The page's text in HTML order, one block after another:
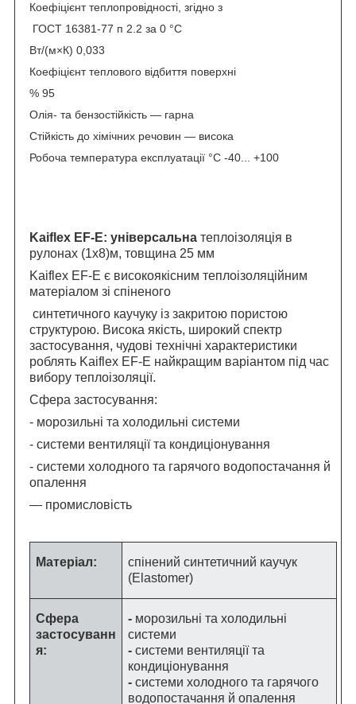
Коефіцієнт теплопровідності, згідно з
ГОСТ 16381-77 п 2.2 за 0 °C
Вт/(м×К) 0,033
Коефіцієнт теплового відбиття поверхні
% 95
Олія- та бензостійкість — гарна
Стійкість до хімічних речовин — висока
Робоча температура експлуатації °C -40... +100
Kaiflex EF-E: універсальна теплоізоляція в
рулонах (1х8)м, товщина 25 мм
Kaiflex EF-E є високоякісним теплоізоляційним
матеріалом зі спіненого
синтетичного каучуку із закритою пористою
структурою. Висока якість, широкий спектр
застосування, чудові технічні характеристики
роблять Kaiflex EF-E найкращим варіантом під час
вибору теплоізоляції.
Сфера застосування:
- морозильні та холодильні системи
- системи вентиляції та кондиціонування
- системи холодного та гарячого водопостачання й
опалення
— промисловість
Матеріал:
спінений синтетичний каучук
(Elastomer)
Сфера
застосуванн
я:
- морозильні та холодильні
системи
- системи вентиляції та
кондиціонування
- системи холодного та гарячого
водопостачання й опалення